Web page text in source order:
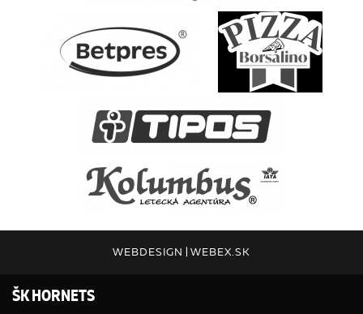
WEBDESIGN WEBEX.SK
ŠK HORNETS